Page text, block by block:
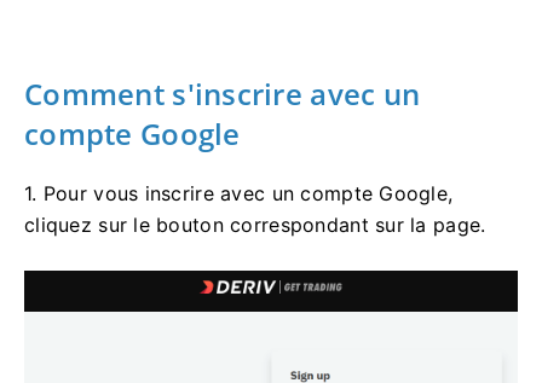
Comment s'inscrire avec un
compte Google
1. Pour vous inscrire avec un compte Google,
cliquez sur le bouton correspondant sur la page.